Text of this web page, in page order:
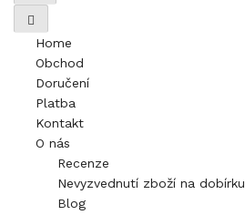
Home
Obchod
Doručení
Platba
Kontakt
O nás
Recenze
Nevyzvednutí zboží na dobírku
Blog